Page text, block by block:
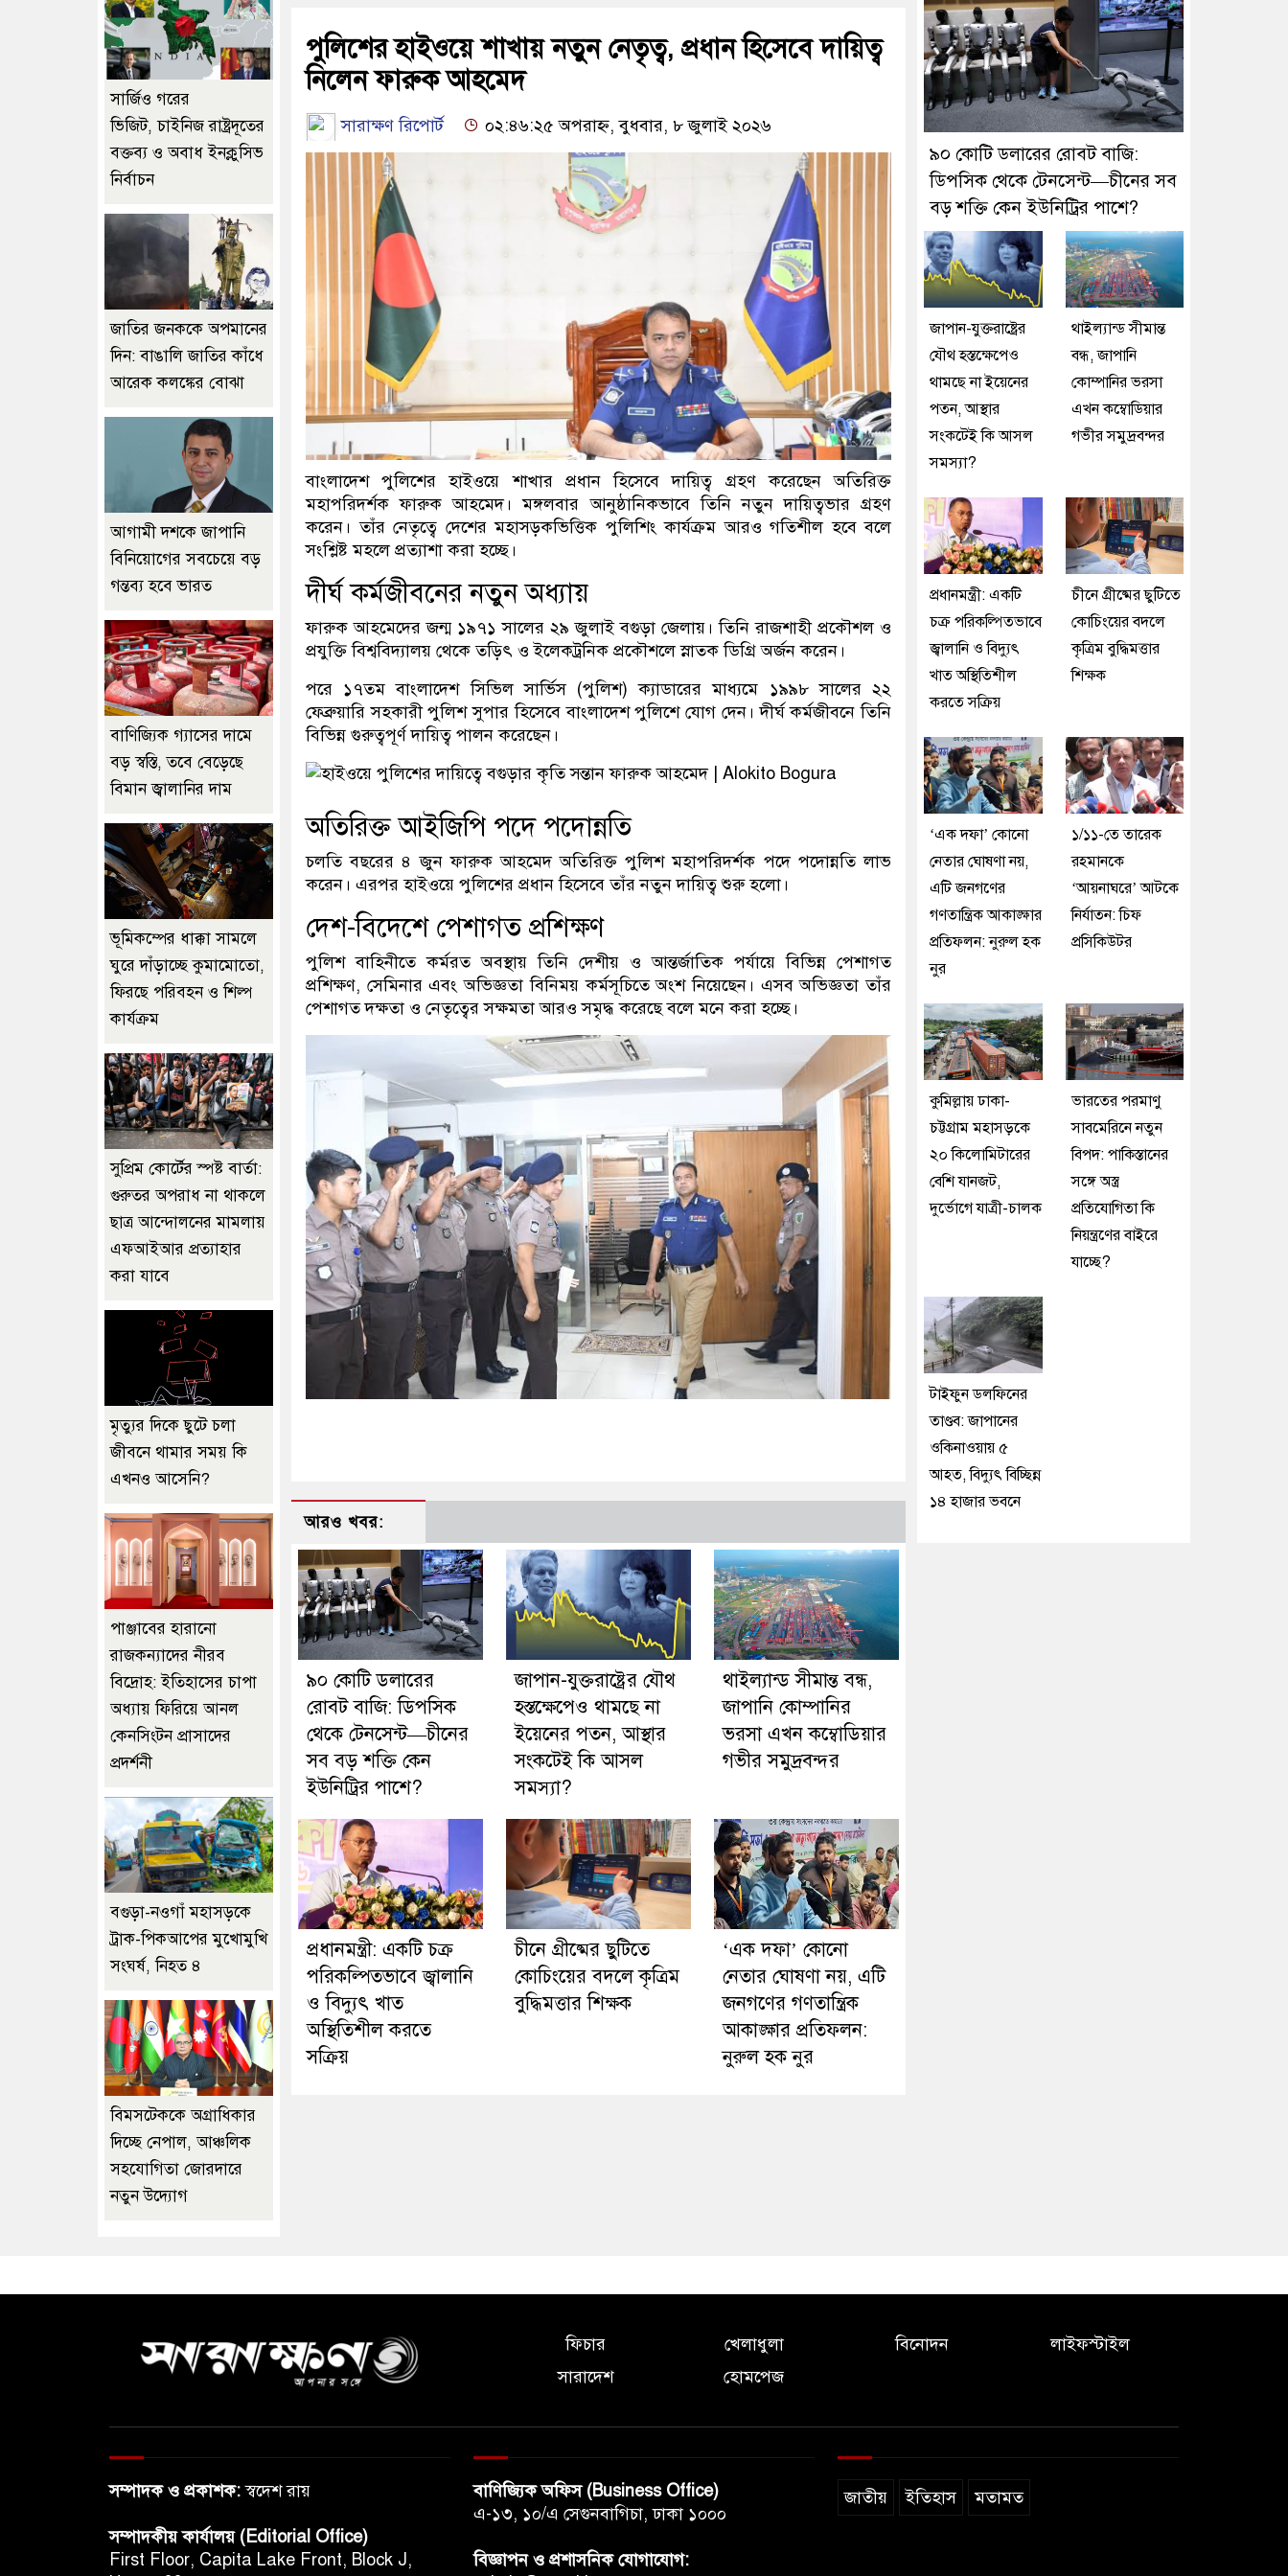
পুলিশের হাইওয়ে শাখায় নতুন নেতৃত্ব, প্রধান হিসেবে দায়িত্ব
নিলেন ফারুক আহমেদ
সারাক্ষণ রিপোর্ট ০২:৪৬:২৫ অপরাহ্ন, বুধবার, ৮ জুলাই ২০২৬
বাংলাদেশ পুলিশের হাইওয়ে শাখার প্রধান হিসেবে দায়িত্ব গ্রহণ করেছেন অতিরিক্ত
মহাপরিদর্শক ফারুক আহমেদ। মঙ্গলবার আনুষ্ঠানিকভাবে তিনি নতুন দায়িত্বভার গ্রহণ
করেন। তাঁর নেতৃত্বে দেশের মহাসড়কভিত্তিক পুলিশিং কার্যক্রম আরও গতিশীল হবে বলে
সংশ্লিষ্ট মহলে প্রত্যাশা করা হচ্ছে।
দীর্ঘ কর্মজীবনের নতুন অধ্যায়
ফারুক আহমেদের জন্ম ১৯৭১ সালের ২৯ জুলাই বগুড়া জেলায়। তিনি রাজশাহী প্রকৌশল ও
প্রযুক্তি বিশ্ববিদ্যালয় থেকে তড়িৎ ও ইলেকট্রনিক প্রকৌশলে স্নাতক ডিগ্রি অর্জন করেন।
পরে ১৭তম বাংলাদেশ সিভিল সার্ভিস (পুলিশ) ক্যাডারের মাধ্যমে ১৯৯৮ সালের ২২
ফেব্রুয়ারি সহকারী পুলিশ সুপার হিসেবে বাংলাদেশ পুলিশে যোগ দেন। দীর্ঘ কর্মজীবনে তিনি
বিভিন্ন গুরুত্বপূর্ণ দায়িত্ব পালন করেছেন।
অতিরিক্ত আইজিপি পদে পদোন্নতি
চলতি বছরের ৪ জুন ফারুক আহমেদ অতিরিক্ত পুলিশ মহাপরিদর্শক পদে পদোন্নতি লাভ
করেন। এরপর হাইওয়ে পুলিশের প্রধান হিসেবে তাঁর নতুন দায়িত্ব শুরু হলো।
দেশ-বিদেশে পেশাগত প্রশিক্ষণ
পুলিশ বাহিনীতে কর্মরত অবস্থায় তিনি দেশীয় ও আন্তর্জাতিক পর্যায়ে বিভিন্ন পেশাগত
প্রশিক্ষণ, সেমিনার এবং অভিজ্ঞতা বিনিময় কর্মসূচিতে অংশ নিয়েছেন। এসব অভিজ্ঞতা তাঁর
পেশাগত দক্ষতা ও নেতৃত্বের সক্ষমতা আরও সমৃদ্ধ করেছে বলে মনে করা হচ্ছে।
আরও খবর:
৯০ কোটি ডলারের
রোবট বাজি: ডিপসিক
থেকে টেনসেন্ট—চীনের
সব বড় শক্তি কেন
ইউনিট্রির পাশে?
জাপান-যুক্তরাষ্ট্রের যৌথ
হস্তক্ষেপেও থামছে না
ইয়েনের পতন, আস্থার
সংকটেই কি আসল
সমস্যা?
থাইল্যান্ড সীমান্ত বন্ধ,
জাপানি কোম্পানির
ভরসা এখন কম্বোডিয়ার
গভীর সমুদ্রবন্দর
প্রধানমন্ত্রী: একটি চক্র
পরিকল্পিতভাবে জ্বালানি
ও বিদ্যুৎ খাত
অস্থিতিশীল করতে
সক্রিয়
চীনে গ্রীষ্মের ছুটিতে
কোচিংয়ের বদলে কৃত্রিম
বুদ্ধিমত্তার শিক্ষক
‘এক দফা’ কোনো
নেতার ঘোষণা নয়, এটি
জনগণের গণতান্ত্রিক
আকাঙ্ক্ষার প্রতিফলন:
নুরুল হক নুর
সার্জিও গরের
ভিজিট, চাইনিজ রাষ্ট্রদূতের
বক্তব্য ও অবাধ ইনক্লুসিভ
নির্বাচন
জাতির জনককে অপমানের
দিন: বাঙালি জাতির কাঁধে
আরেক কলঙ্কের বোঝা
আগামী দশকে জাপানি
বিনিয়োগের সবচেয়ে বড়
গন্তব্য হবে ভারত
বাণিজ্যিক গ্যাসের দামে
বড় স্বস্তি, তবে বেড়েছে
বিমান জ্বালানির দাম
ভূমিকম্পের ধাক্কা সামলে
ঘুরে দাঁড়াচ্ছে কুমামোতো,
ফিরছে পরিবহন ও শিল্প
কার্যক্রম
সুপ্রিম কোর্টের স্পষ্ট বার্তা:
গুরুতর অপরাধ না থাকলে
ছাত্র আন্দোলনের মামলায়
এফআইআর প্রত্যাহার
করা যাবে
মৃত্যুর দিকে ছুটে চলা
জীবনে থামার সময় কি
এখনও আসেনি?
পাঞ্জাবের হারানো
রাজকন্যাদের নীরব
বিদ্রোহ: ইতিহাসের চাপা
অধ্যায় ফিরিয়ে আনল
কেনসিংটন প্রাসাদের
প্রদর্শনী
বগুড়া-নওগাঁ মহাসড়কে
ট্রাক-পিকআপের মুখোমুখি
সংঘর্ষ, নিহত ৪
বিমসটেককে অগ্রাধিকার
দিচ্ছে নেপাল, আঞ্চলিক
সহযোগিতা জোরদারে
নতুন উদ্যোগ
৯০ কোটি ডলারের রোবট বাজি:
ডিপসিক থেকে টেনসেন্ট—চীনের সব
বড় শক্তি কেন ইউনিট্রির পাশে?
জাপান-যুক্তরাষ্ট্রের
যৌথ হস্তক্ষেপেও
থামছে না ইয়েনের
পতন, আস্থার
সংকটেই কি আসল
সমস্যা?
থাইল্যান্ড সীমান্ত
বন্ধ, জাপানি
কোম্পানির ভরসা
এখন কম্বোডিয়ার
গভীর সমুদ্রবন্দর
প্রধানমন্ত্রী: একটি
চক্র পরিকল্পিতভাবে
জ্বালানি ও বিদ্যুৎ
খাত অস্থিতিশীল
করতে সক্রিয়
চীনে গ্রীষ্মের ছুটিতে
কোচিংয়ের বদলে
কৃত্রিম বুদ্ধিমত্তার
শিক্ষক
‘এক দফা’ কোনো
নেতার ঘোষণা নয়,
এটি জনগণের
গণতান্ত্রিক আকাঙ্ক্ষার
প্রতিফলন: নুরুল হক
নুর
১/১১-তে তারেক
রহমানকে
‘আয়নাঘরে’ আটকে
নির্যাতন: চিফ
প্রসিকিউটর
কুমিল্লায় ঢাকা-
চট্টগ্রাম মহাসড়কে
২০ কিলোমিটারের
বেশি যানজট,
দুর্ভোগে যাত্রী-চালক
ভারতের পরমাণু
সাবমেরিনে নতুন
বিপদ: পাকিস্তানের
সঙ্গে অস্ত্র
প্রতিযোগিতা কি
নিয়ন্ত্রণের বাইরে
যাচ্ছে?
টাইফুন ডলফিনের
তাণ্ডব: জাপানের
ওকিনাওয়ায় ৫
আহত, বিদ্যুৎ বিচ্ছিন্ন
১৪ হাজার ভবনে
ফিচার খেলাধুলা বিনোদন
লাইফস্টাইল
সারাদেশ
হোমপেজ
সম্পাদক ও প্রকাশক:স্বদেশ রায়
সম্পাদকীয় কার্যালয় (Editorial Office)
First Floor, Capita Lake Front, Block J,
বাণিজ্যিক অফিস (Business Office)
এ-১৩, ১০/এ সেগুনবাগিচা, ঢাকা ১০০০
বিজ্ঞাপন ও প্রশাসনিক যোগাযোগ:
জাতীয় ইতিহাস মতামত